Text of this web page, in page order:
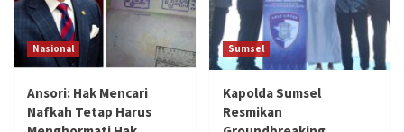
Nasional
Ansori: Hak Mencari
Nafkah Tetap Harus
Sumsel
Kapolda Sumsel
Resmikan